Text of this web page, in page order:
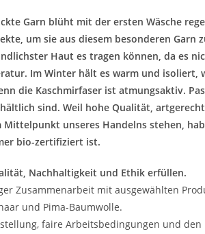
Garn blüht mit der ersten Wäsche
um sie aus diesem besonderen Garn
Haut es tragen können, da es
Im Winter hält es warm und isoliert,
die Kaschmirfaser ist atmungsaktiv.
sind. Weil hohe Qualität,
unseres Handelns stehen,
bio-zertifiziert ist.
Nachhaltigkeit und Ethik erfüllen.
Zusammenarbeit mit ausgewählten
und Pima-Baumwolle.
faire Arbeitsbedingungen und